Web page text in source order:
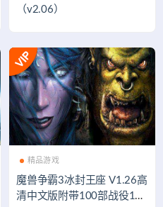
（v2.06）
精品游戏
魔兽争霸3冰封王座 V1.26高
清中文版附带100部战役100